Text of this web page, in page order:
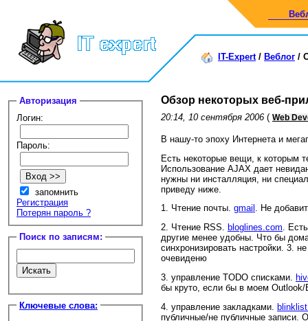
IT-Expert/ Веблог /
Авторизация
Логин:
Пароль:
запомнить
Регистрация
Потерян пароль ?
Поиск по записям:
Ключевые слова:
Обзор некоторых веб-
20:14, 10 сентября 2006 ( Web
В нашу-то эпоху Интернета и
Есть некоторые вещи, к которым
Использование AJAX дает
нужны ни инсталляция, ни
приведу ниже.
1. Чтение почты. gmail . Не
2. Чтение RSS. bloglines.com.
другие менее удобны. Что бы
синхронизировать настройки. 3.
очевиденю
3. управление TODO списками.
бы круто, если бы в моем Outlook/
4. управление закладками.
публичные/не публичные записи.